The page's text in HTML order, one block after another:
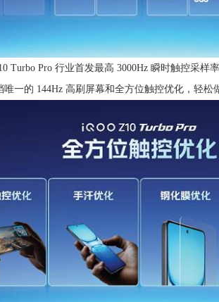
Pro 行业首发最高 3000Hz 瞬时触控采样
唯一的 144Hz 高刷屏幕和全方位触控优化，轻松